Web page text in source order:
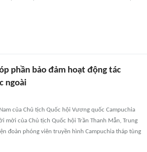
phần bảo đảm hoạt động tác
ngoài
của Chủ tịch Quốc hội Vương quốc Campuchia
mời của Chủ tịch Quốc hội Trần Thanh Mẫn, Trung
đoàn phóng viên truyền hình Campuchia tháp tùng